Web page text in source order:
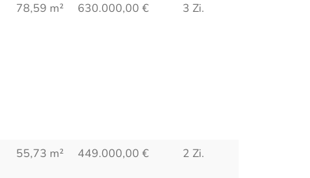
78,59 m² 630.000,00 € 3 Zi.
55,73 m² 449.000,00 € 2 Zi.